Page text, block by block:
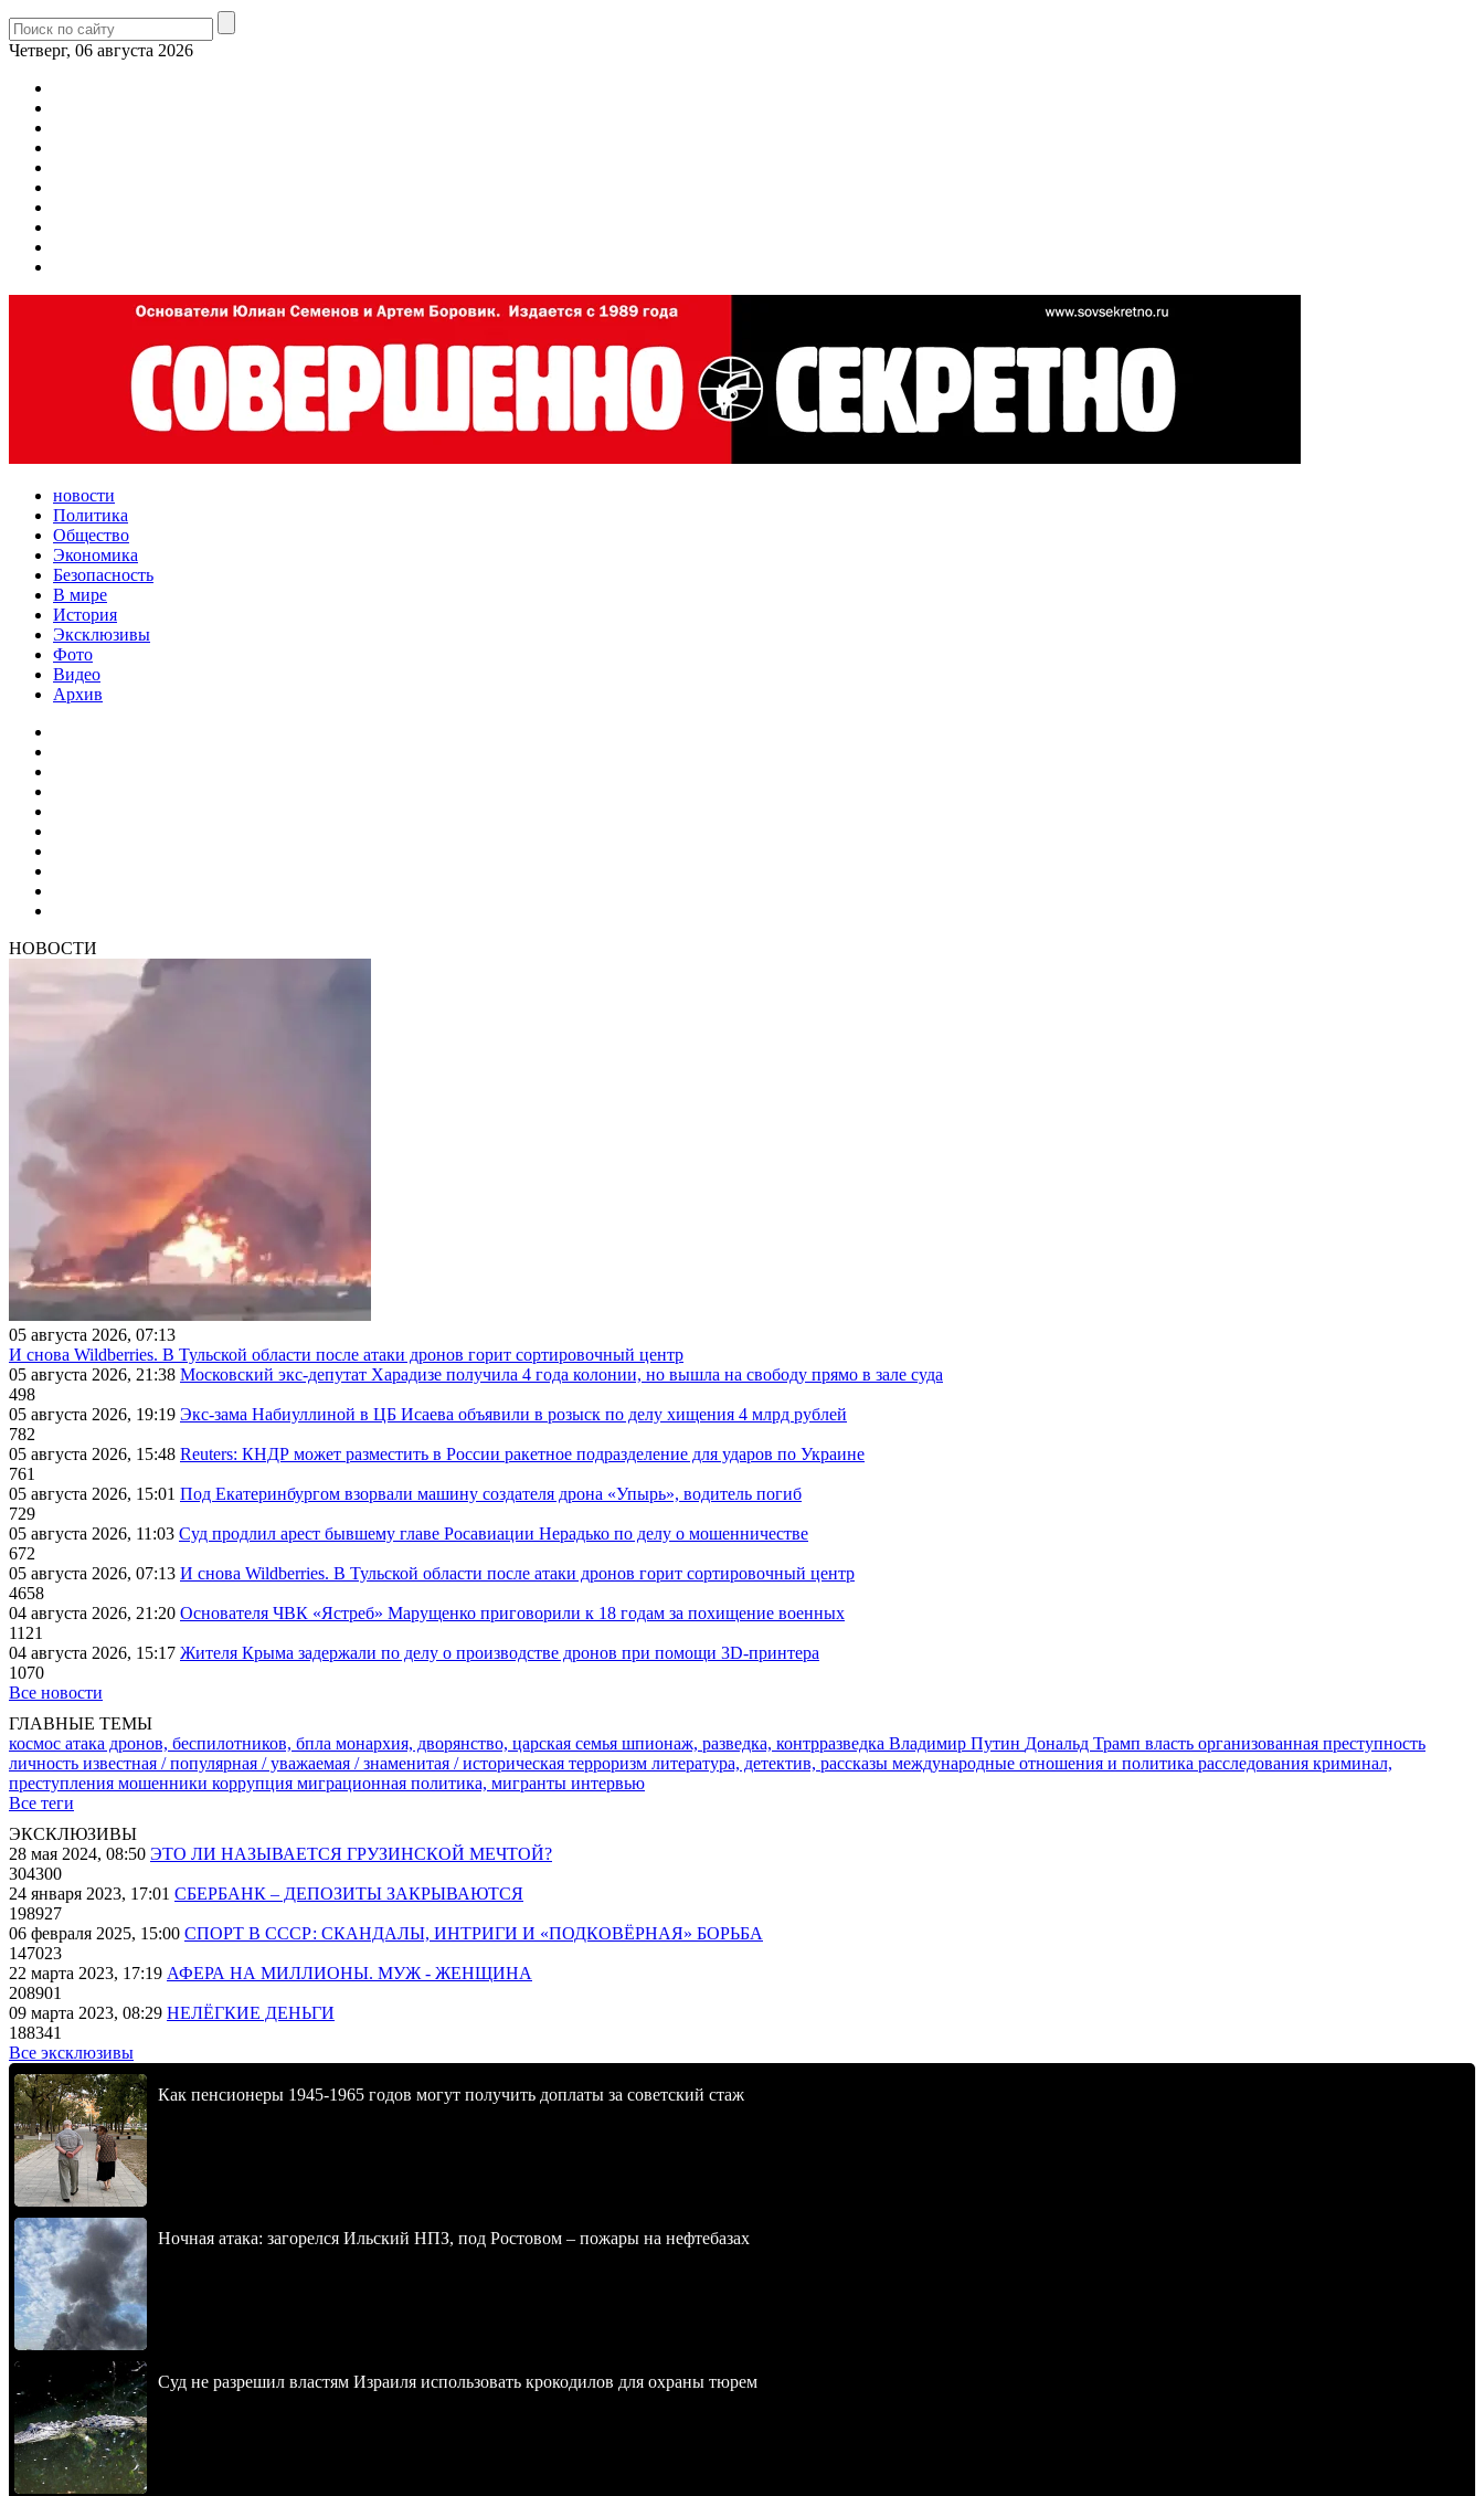
Четверг, 06 августа 2026
новости
Политика
Общество
Экономика
Безопасность
В мире
История
Эксклюзивы
Фото
Видео
Архив
НОВОСТИ
05 августа 2026, 07:13
И снова Wildberries. В Тульской области после атаки дронов горит сортировочный центр
05 августа 2026, 21:38 Московский экс-депутат Харадизе получила 4 года колонии, но вышла на свободу прямо в зале суда
498
05 августа 2026, 19:19 Экс-зама Набиуллиной в ЦБ Исаева объявили в розыск по делу хищения 4 млрд рублей
782
05 августа 2026, 15:48 Reuters: КНДР может разместить в России ракетное подразделение для ударов по Украине
761
05 августа 2026, 15:01 Под Екатеринбургом взорвали машину создателя дрона «Упырь», водитель погиб
729
05 августа 2026, 11:03 Суд продлил арест бывшему главе Росавиации Нерадько по делу о мошенничестве
672
05 августа 2026, 07:13 И снова Wildberries. В Тульской области после атаки дронов горит сортировочный центр
4658
04 августа 2026, 21:20 Основателя ЧВК «Ястреб» Марущенко приговорили к 18 годам за похищение военных
1121
04 августа 2026, 15:17 Жителя Крыма задержали по делу о производстве дронов при помощи 3D‑принтера
1070
Все новости
ГЛАВНЫЕ ТЕМЫ
космос атака дронов, беспилотников, бпла монархия, дворянство, царская семья шпионаж, разведка, контрразведка Владимир Путин Дональд Трамп власть организованная преступность
личность известная / популярная / уважаемая / знаменитая / историческая терроризм литература, детектив, рассказы международные отношения и политика расследования криминал,
преступления мошенники коррупция миграционная политика, мигранты интервью
Все теги
ЭКСКЛЮЗИВЫ
28 мая 2024, 08:50 ЭТО ЛИ НАЗЫВАЕТСЯ ГРУЗИНСКОЙ МЕЧТОЙ?
304300
24 января 2023, 17:01 СБЕРБАНК – ДЕПОЗИТЫ ЗАКРЫВАЮТСЯ
198927
06 февраля 2025, 15:00 СПОРТ В СССР: СКАНДАЛЫ, ИНТРИГИ И «ПОДКОВЁРНАЯ» БОРЬБА
147023
22 марта 2023, 17:19 АФЕРА НА МИЛЛИОНЫ. МУЖ - ЖЕНЩИНА
208901
09 марта 2023, 08:29 НЕЛЁГКИЕ ДЕНЬГИ
188341
Все эксклюзивы
Как пенсионеры 1945-1965 годов могут получить доплаты за советский стаж
Ночная атака: загорелся Ильский НПЗ, под Ростовом – пожары на нефтебазах
Суд не разрешил властям Израиля использовать крокодилов для охраны тюрем